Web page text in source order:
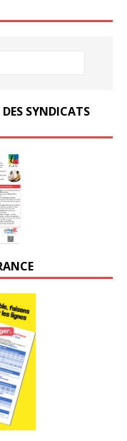
SYNDICATS